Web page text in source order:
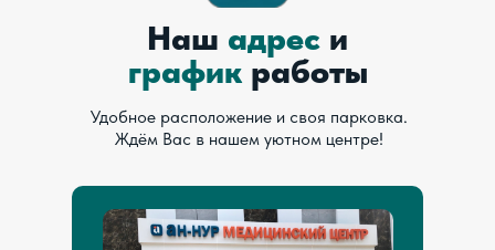
Наш адрес и
график работы
Удобное расположение и своя парковка.
Ждём Вас в нашем уютном центре!